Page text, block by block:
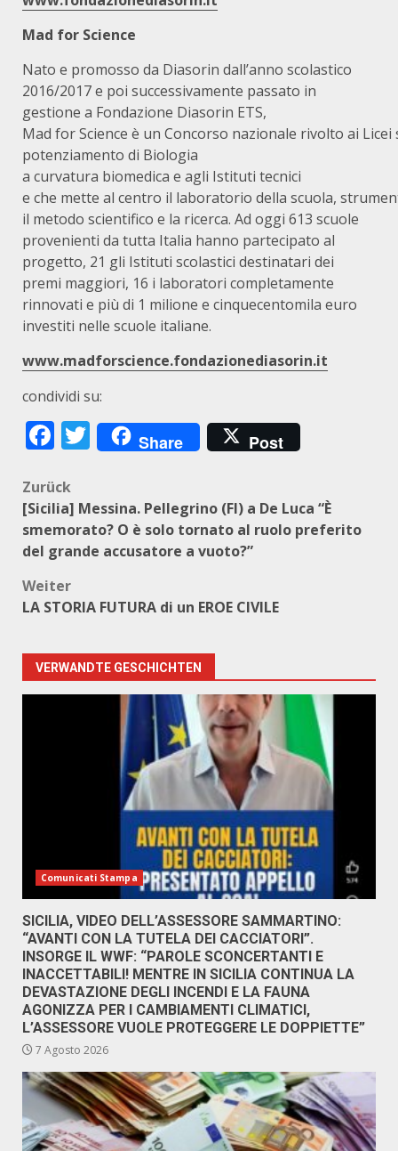
Mad for Science
Nato e promosso da Diasorin dall’anno scolastico
2016/2017 e poi successivamente passato in
gestione a Fondazione Diasorin ETS,
Mad for Science è un Concorso nazionale rivolto ai
potenziamento di Biologia
a curvatura biomedica e agli Istituti tecnici
e che mette al centro il laboratorio della scuola,
il metodo scientifico e la ricerca. Ad oggi 613 scuole
provenienti da tutta Italia hanno partecipato al
progetto, 21 gli Istituti scolastici destinatari dei
premi maggiori, 16 i laboratori completamente
rinnovati e più di 1 milione e cinquecentomila euro
investiti nelle scuole italiane.
www.madforscience.fondazionediasorin.it
condividi su:
Facebook
Twitter
Share Post
Beitragsnavigation
Zurück
[Sicilia] Messina. Pellegrino (FI) a De Luca “È
smemorato? O è solo tornato al ruolo preferito
del grande accusatore a vuoto?”
Weiter
LA STORIA FUTURA di un EROE CIVILE
VERWANDTE GESCHICHTEN
Comunicati Stampa
SICILIA, VIDEO DELL’ASSESSORE SAMMARTINO:
“AVANTI CON LA TUTELA DEI CACCIATORI”.
INSORGE IL WWF: “PAROLE SCONCERTANTI E
INACCETTABILI! MENTRE IN SICILIA CONTINUA LA
DEVASTAZIONE DEGLI INCENDI E LA FAUNA
AGONIZZA PER I CAMBIAMENTI CLIMATICI,
L’ASSESSORE VUOLE PROTEGGERE LE DOPPIETTE”
7 Agosto 2026